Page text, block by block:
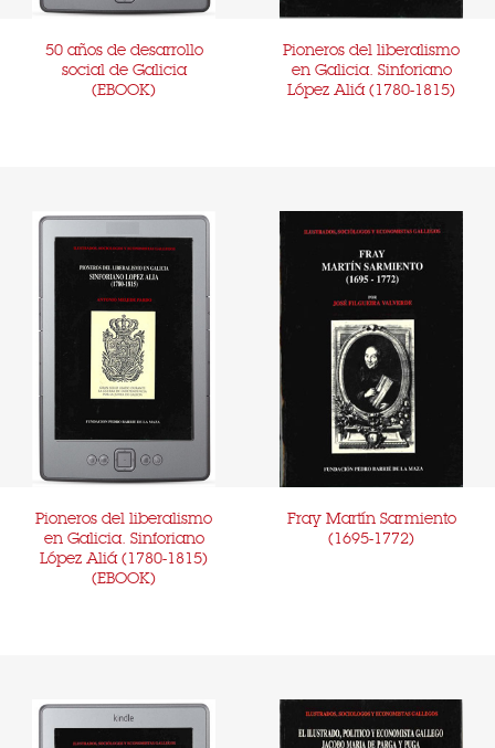
50 años de desarrollo
social de Galicia
(EBOOK)
Pioneros del liberalismo
en Galicia. Sinforiano
López Aliá (1780-1815)
Pioneros del liberalismo
en Galicia. Sinforiano
López Aliá (1780-1815)
(EBOOK)
Fray Martín Sarmiento
(1695-1772)